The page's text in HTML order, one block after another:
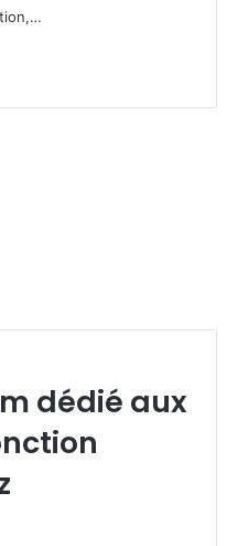
dédié aux